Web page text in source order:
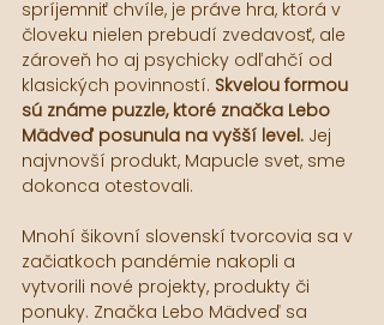
spríjemniť chvíle, je práve hra, ktorá v
človeku nielen prebudí zvedavosť, ale
zároveň ho aj psychicky odľahčí od
klasických povinností. Skvelou formou
sú známe puzzle, ktoré značka Lebo
Mädveď posunula na vyšší level. Jej
najvnovší produkt, Mapucle svet, sme
dokonca otestovali.
Mnohí šikovní slovenskí tvorcovia sa v
začiatkoch pandémie nakopli a
vytvorili nové projekty, produkty či
ponuky. Značka Lebo Mädveď sa